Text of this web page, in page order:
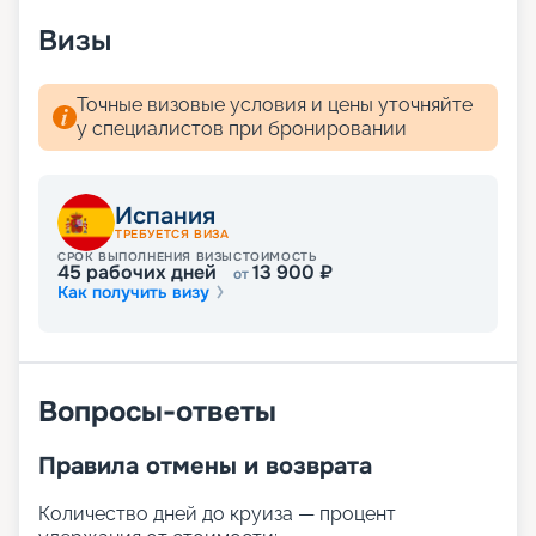
путевки, описание кают и прочая информация.
волшебные пейзажи Средиземного моря! А для
того чтобы получить лучшие места,
воспользуйтесь услугой раннего бронирования.
Визы
Точные визовые условия и цены уточняйте
у специалистов при бронировании
Испания
ТРЕБУЕТСЯ ВИЗА
СРОК ВЫПОЛНЕНИЯ ВИЗЫ
45 рабочих дней
СТОИМОСТЬ
от13 900 ₽
Как получить визу
Вопросы-ответы
Правила отмены и возврата
Количество дней до круиза — процент